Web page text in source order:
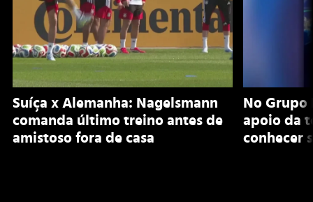
Suíça x Alemanha: Nagelsmann
comanda último treino antes de
amistoso fora de casa
No Grupo
apoio da
conhecer